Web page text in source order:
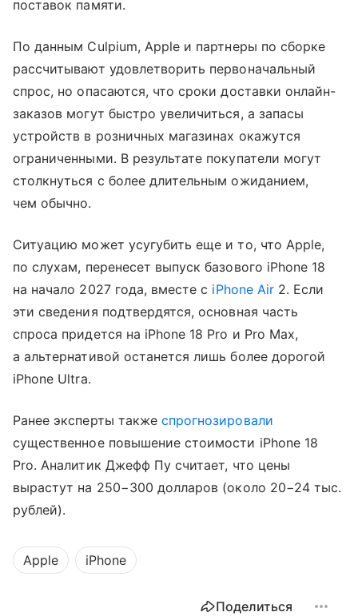
поставок памяти.
По данным Culpium, Apple и партнеры по сборке
рассчитывают удовлетворить первоначальный
спрос, но опасаются, что сроки доставки онлайн-
заказов могут быстро увеличиться, а запасы
устройств в розничных магазинах окажутся
ограниченными. В результате покупатели могут
столкнуться с более длительным ожиданием,
чем обычно.
Ситуацию может усугубить еще и то, что Apple,
по слухам, перенесет выпуск базового iPhone 18
на начало 2027 года, вместе с iPhone Air2. Если
эти сведения подтвердятся, основная часть
спроса придется на iPhone 18 Pro и Pro Max,
а альтернативой останется лишь более дорогой
iPhone Ultra.
Ранее эксперты такжеспрогнозировали
существенное повышение стоимости iPhone 18
Pro. Аналитик Джефф Пу считает, что цены
вырастут на 250−300 долларов (около 20−24 тыс.
рублей).
Apple iPhone
Поделиться